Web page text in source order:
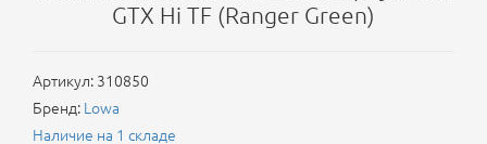
GTX Hi TF (Ranger Green)
Артикул: 310850
Бренд: Lowa
Наличие на 1 складе